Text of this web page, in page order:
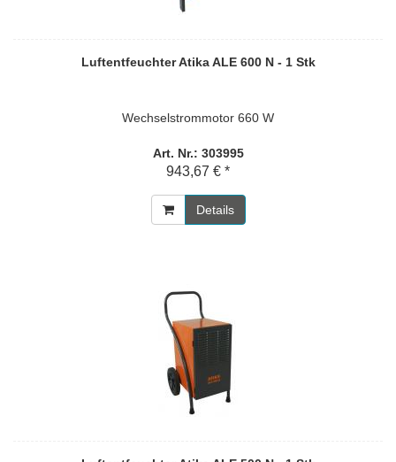
Luftentfeuchter Atika ALE 600 N - 1 Stk
Wechselstrommotor 660 W
Art. Nr.: 303995
943,67 € *
Details